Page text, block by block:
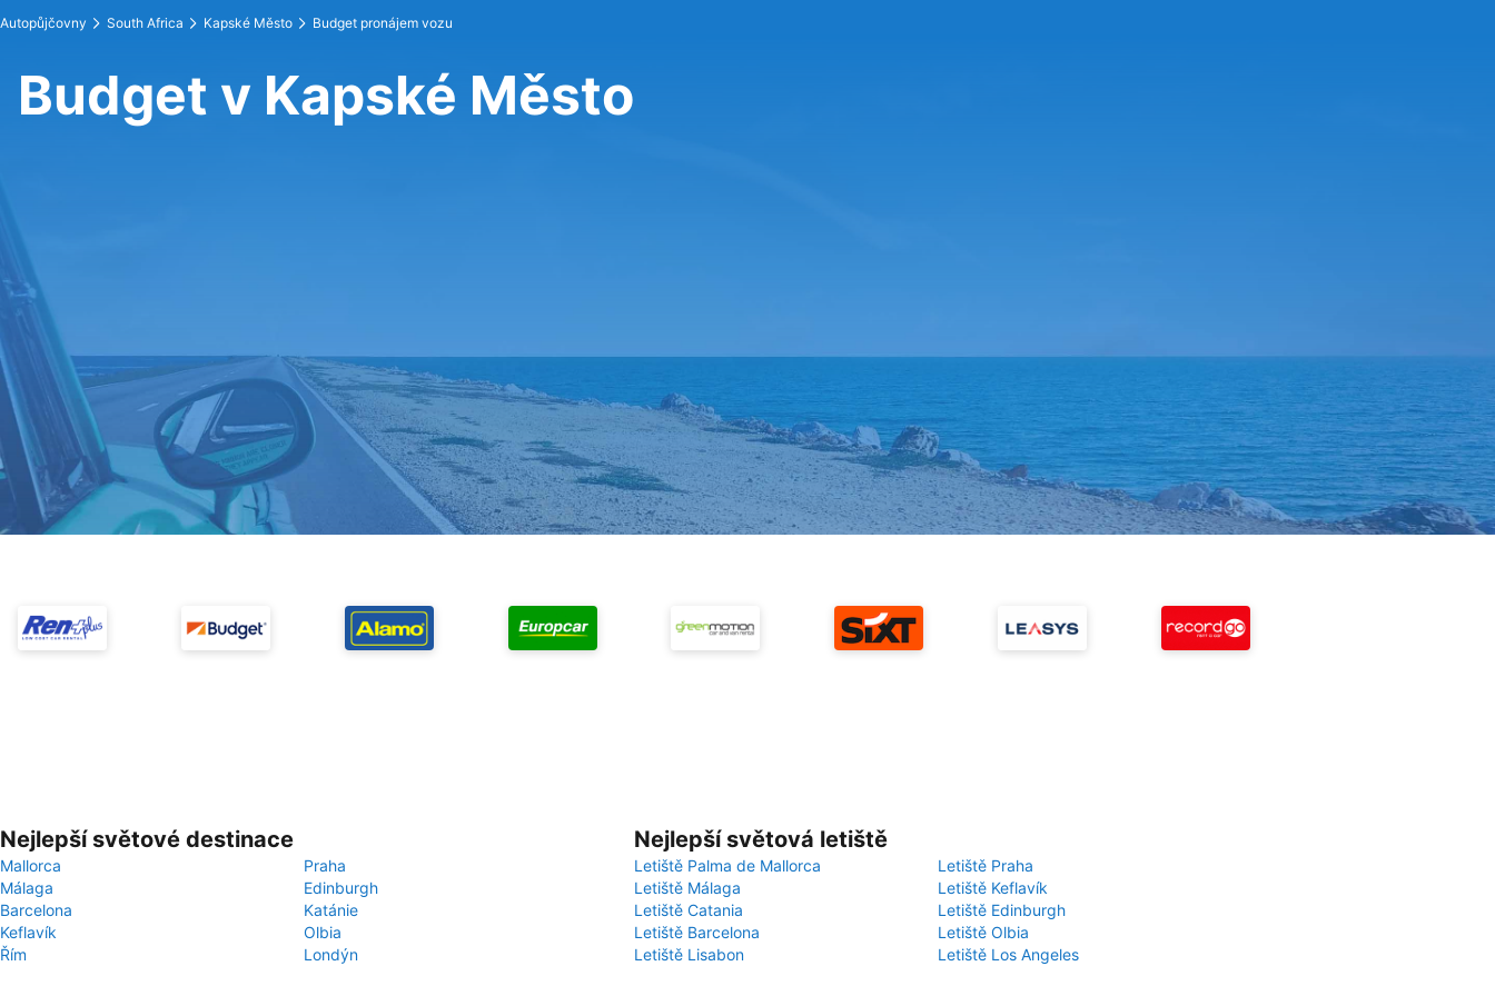
Autopůjčovny South Africa Kapské Město Budget pronájem vozu
Budget v Kapské Město
Nejlepší světové destinace
Mallorca
Praha
Málaga
Edinburgh
Barcelona
Katánie
Keflavík
Olbia
Řím
Londýn
Nejlepší světová letiště
Letiště Palma de Mallorca
Letiště Praha
Letiště Málaga
Letiště Keflavík
Letiště Catania
Letiště Edinburgh
Letiště Barcelona
Letiště Olbia
Letiště Lisabon
Letiště Los Angeles